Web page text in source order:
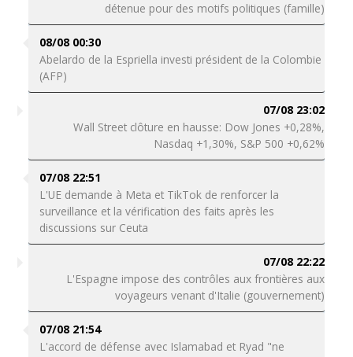
détenue pour des motifs politiques (famille)
08/08 00:30
Abelardo de la Espriella investi président de la Colombie
(AFP)
07/08 23:02
Wall Street clôture en hausse: Dow Jones +0,28%,
Nasdaq +1,30%, S&P 500 +0,62%
07/08 22:51
L'UE demande à Meta et TikTok de renforcer la
surveillance et la vérification des faits après les
discussions sur Ceuta
07/08 22:22
L'Espagne impose des contrôles aux frontières aux
voyageurs venant d'Italie (gouvernement)
07/08 21:54
L'accord de défense avec Islamabad et Ryad "ne